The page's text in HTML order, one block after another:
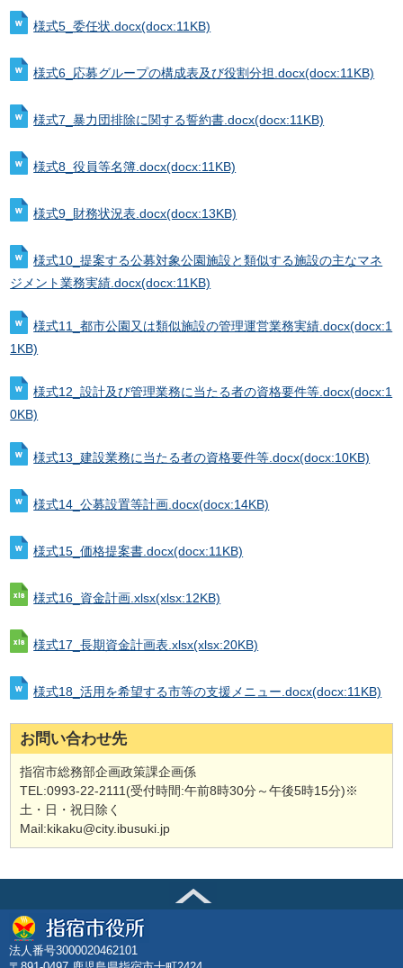
様式5_委任状.docx(docx:11KB)
様式6_応募グループの構成表及び役割分担.docx(docx:11KB)
様式7_暴力団排除に関する誓約書.docx(docx:11KB)
様式8_役員等名簿.docx(docx:11KB)
様式9_財務状況表.docx(docx:13KB)
様式10_提案する公募対象公園施設と類似する施設の主なマネ
ジメント業務実績.docx(docx:11KB)
様式11_都市公園又は類似施設の管理運営業務実績.docx(docx:1
1KB)
様式12_設計及び管理業務に当たる者の資格要件等.docx(docx:1
0KB)
様式13_建設業務に当たる者の資格要件等.docx(docx:10KB)
様式14_公募設置等計画.docx(docx:14KB)
様式15_価格提案書.docx(docx:11KB)
様式16_資金計画.xlsx(xlsx:12KB)
様式17_長期資金計画表.xlsx(xlsx:20KB)
様式18_活用を希望する市等の支援メニュー.docx(docx:11KB)
お問い合わせ先
指宿市総務部企画政策課企画係
TEL:0993-22-2111(受付時間:午前8時30分～午後5時15分)※
土・日・祝日除く
Mail:kikaku@city.ibusuki.jp
法人番号3000020462101